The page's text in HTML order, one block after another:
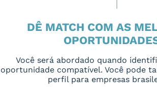
DÊ MATCH COM AS
Você será abordado quando
oportunidade compatível. Você pode
perfil para empresas